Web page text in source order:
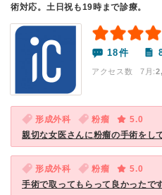
術対応。土日祝も19時まで診療。
18件
アクセス数 7月:
形成外科 粉瘤
5.0
親切な女医さんに粉瘤の手術をし
形成外科 粉瘤
5.0
手術で取ってもらって良かったで